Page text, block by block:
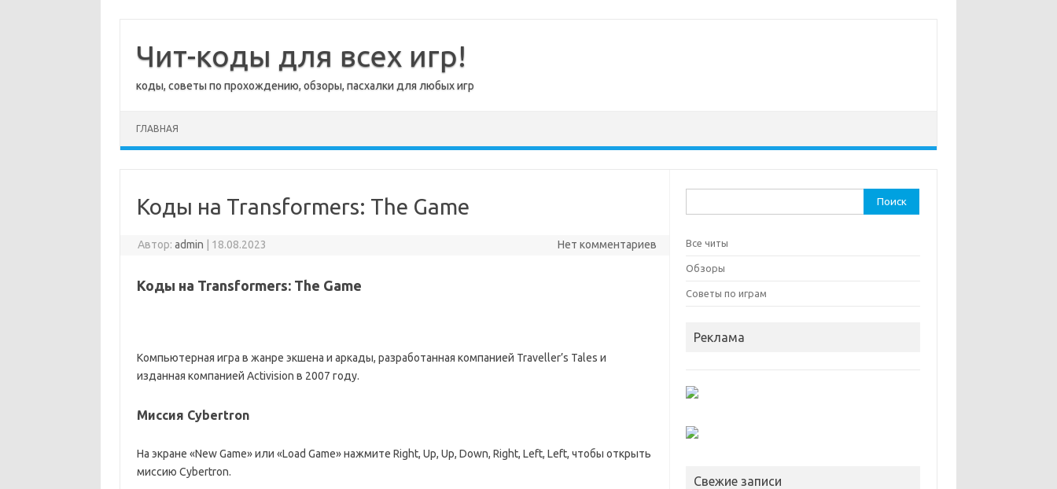
содержимому
Чит-коды для всех игр!
коды, советы по прохождению, обзоры, пасхалки для любых игр
ГЛАВНАЯ
Коды на Transformers: The Game
Автор:admin 18.08.2023 Нет комментариев
Коды на Transformers: The Game
Компьютерная игра в жанре экшена и аркады, разработанная компанией Traveller’s Tales и
изданная компанией Activision в 2007 году.
Миссия Cybertron
На экране «New Game» или «Load Game» нажмите Right, Up, Up, Down, Right, Left, Left, чтобы открыть
миссию Cybertron.
Все читы
Обзоры
Советы по играм
Реклама
Свежие записи